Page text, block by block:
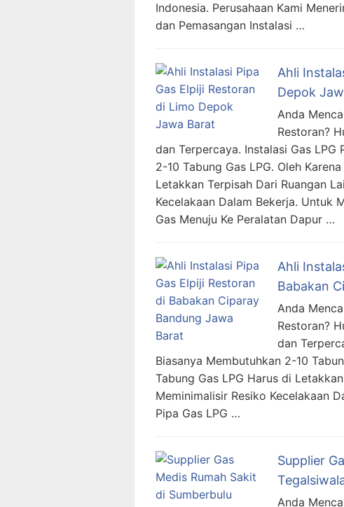
Indonesia. Perusahaan Kami
dan Pemasangan Instalasi …
Ahli
Depok
Anda
Restoran?
dan Terpercaya. Instalasi Gas LPG
2-10 Tabung Gas LPG. Oleh
Letakkan Terpisah Dari Ruangan
Kecelakaan Dalam Bekerja. Untuk
Gas Menuju Ke Peralatan Dapur …
Ahli
Babakan
Anda
Restoran?
dan
Biasanya Membutuhkan 2-10
Tabung Gas LPG Harus di
Meminimalisir Resiko Kecelakaan
Pipa Gas LPG …
Supplier
Anda